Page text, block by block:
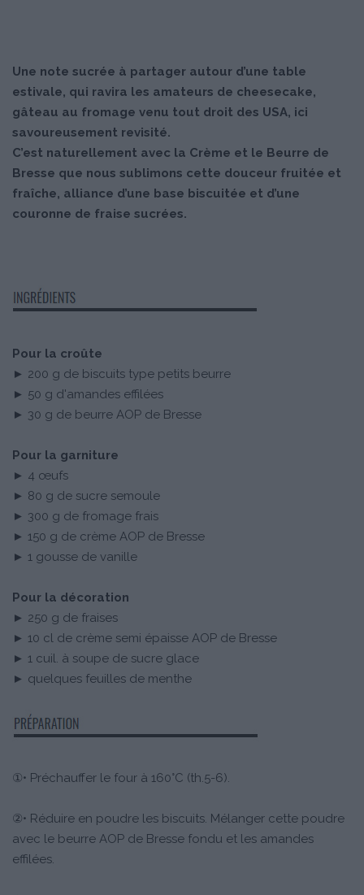
Une note sucrée à partager autour d’une table
estivale, qui ravira les amateurs de cheesecake,
gâteau au fromage venu tout droit des USA, ici
savoureusement revisité.
C’est naturellement avec la Crème et le Beurre de
Bresse que nous sublimons cette douceur fruitée et
fraîche, alliance d’une base biscuitée et d’une
couronne de fraise sucrées.
Pour la croûte
► 200 g de biscuits type petits beurre
► 50 g d'amandes effilées
► 30 g de beurre AOP de Bresse
Pour la garniture
► 4 œufs
► 80 g de sucre semoule
► 300 g de fromage frais
► 150 g de crème AOP de Bresse
► 1 gousse de vanille
Pour la décoration
► 250 g de fraises
► 10 cl de crème semi épaisse AOP de Bresse
► 1 cuil. à soupe de sucre glace
► quelques feuilles de menthe
①• Préchauffer le four à 160°C (th.5-6).
②• Réduire en poudre les biscuits. Mélanger cette poudre
avec le beurre AOP de Bresse fondu et les amandes
effilées.